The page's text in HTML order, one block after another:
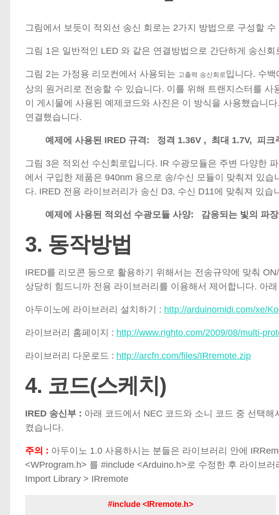
그림에서 보듯이 적외선 송신 회로는 2가지 방법으로 구성할 수
그림 1은 일반적인 LED 와 같은 연결방법으로 간단하게 송신
그림 2는 가정용 리모컨에서 사용되는 고출력 송신회로입니다. 수
상의 원거리로 전송할 수 있습니다. 이를 위해 트랜지스터를
이 게시물에 사용된 예제코드와 사진은 이 방식을 사용했습니다
연결했습니다.
예제에 사용된 IRED 규격: 정격 1.36V , 최대 1.7V, 피크
그림 3은 적외선 수신회로입니다. IR 수광모듈은 주변 다양한
에서 구입한 제품은 940nm 용으로 송/수신 모듈이 맞춰져 있습
다. IRED 전용 라이브러리가 송신 D3, 수신 D11에 맞춰져 있습
예제에 사용된 적외선 수광모듈 사양: 감응되는 빛의 파
3. 동작방법
IRED를 리모콘 등으로 활용하기 위해서는 전송규약에 맞춰
상당히 힘드니까 전용 라이브러리를 이용해서 제어합니다. 아
아두이노에 라이브러리 설치하기 : http://arduinomidi.com/xe/
라이브러리 홈페이지 : http://www.righto.com/2009/08/multi-
라이브러리 다운로드 : http://arcfn.com/files/IRremote.zip
4. 코드(스케치)
IRED 송신부 : 아래 코드에서 NEC 코드와 소니 코드 중 선택
켰습니다.
주의 : 아두이노 1.0 사용하시는 분들은 라이브러리 안에
<WProgram.h> 를 #include <Arduino.h>로 수정한 후 라이브
Import Library > IRremote
#include <IRremote.h>